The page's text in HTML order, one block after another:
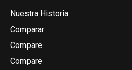
Nuestra Historia
Comparar
Compare
Compare